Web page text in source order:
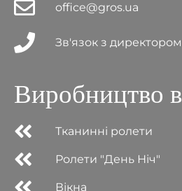
office@gros.ua
Зв'язок з директором
Виробництво
Тканинні ролети
Ролети "День Ніч"
Вікна